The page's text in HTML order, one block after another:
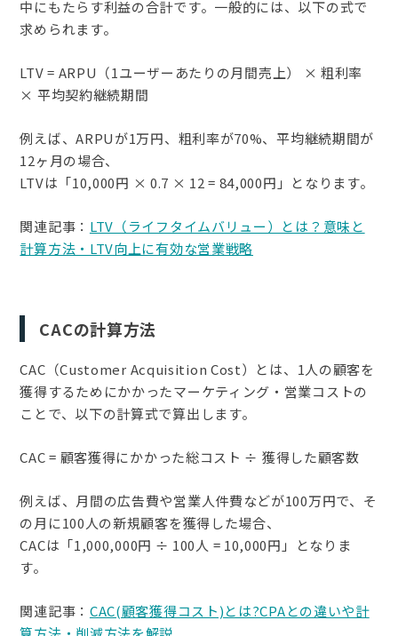
中にもたらす利益の合計です。一般的には、以下の式で
求められます。
LTV = ARPU（1ユーザーあたりの月間売上） × 粗利率
× 平均契約継続期間
例えば、ARPUが1万円、粗利率が70%、平均継続期間が
12ヶ月の場合、
LTVは「10,000円 × 0.7 × 12 = 84,000円」となります。
関連記事： LTV（ライフタイムバリュー）とは？意味と
計算方法・LTV向上に有効な営業戦略
CACの計算方法
CAC（Customer Acquisition Cost）とは、1人の顧客を
獲得するためにかかったマーケティング・営業コストの
ことで、以下の計算式で算出します。
CAC = 顧客獲得にかかった総コスト ÷ 獲得した顧客数
例えば、月間の広告費や営業人件費などが100万円で、そ
の月に100人の新規顧客を獲得した場合、
CACは「1,000,000円 ÷ 100人 = 10,000円」となりま
す。
関連記事： CAC(顧客獲得コスト)とは?CPAとの違いや計